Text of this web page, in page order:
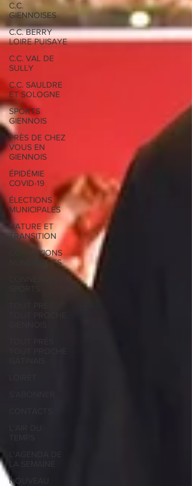
C.C.
GIENNOISES
C.C. BERRY
LOIRE PUISAYE
C.C. VAL DE
SULLY
C.C. SAULDRE
ET SOLOGNE
SPORTS
GIENNOIS
PRÈS DE CHEZ
VOUS EN
GIENNOIS
ÉPIDÉMIE
COVID-19
ÉLECTIONS
MUNICIPALES
NATURE ET
TRANSITION
CONNEXIONS
NUMÉRIQUES
LA SEMAINE
NOUVEAU